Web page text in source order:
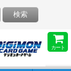
カート
検索